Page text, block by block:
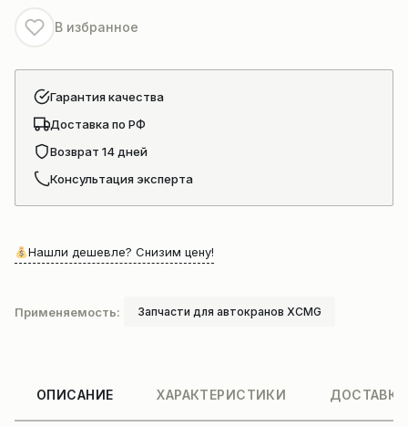
001-
801
В избранное
Гарантия качества
Доставка по РФ
Возврат 14 дней
Консультация эксперта
Нашли дешевле? Снизим цену!
Применяемость: Запчасти для автокранов XCMG
ОПИСАНИЕ ХАРАКТЕРИСТИКИ